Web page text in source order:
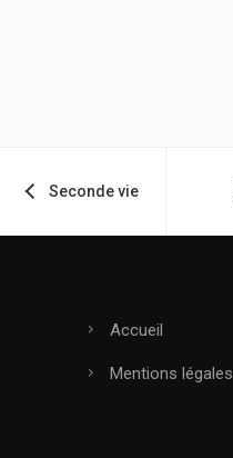
Seconde vie
Accueil
Mentions légales